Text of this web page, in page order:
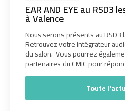
EAR AND EYE au RSD3
à Valence
Nous serons présents au RSD3
Retrouvez votre intégrateur
du salon. Vous pourrez
partenaires du CMIC pour
Toute